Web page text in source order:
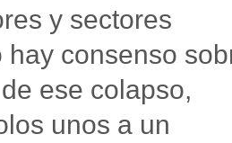
y sectores
hay consenso
ese colapso,
unos a un